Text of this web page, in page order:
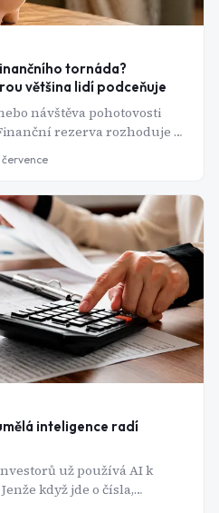
tornáda?
většina lidí podceňuje
návštěva pohotovosti
rezerva rozhoduje o
v klidu, nebo skončíte
července
inteligence radí
už používá AI k
když jde o čísla,